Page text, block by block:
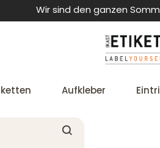
Wir sind den ganzen
Aufkleber